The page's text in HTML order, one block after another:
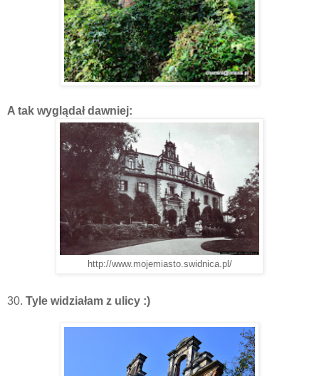
A tak wyglądał dawniej:
http://www.mojemiasto.swidnica.pl/
30. Tyle widziałam z ulicy :)